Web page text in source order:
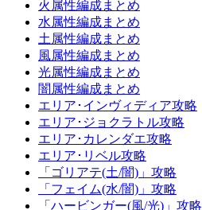
火属性編成まとめ
水属性編成まとめ
土属性編成まとめ
風属性編成まとめ
光属性編成まとめ
闇属性編成まとめ
エリア･インヴィディア攻略
エリア･ジョクラトル攻略
エリア･カレンダエ攻略
エリア･リベル攻略
「ゴリアテ(土/闇)」攻略
「フェイム(水/闇)」攻略
「ハービンガー(風/光)」攻略